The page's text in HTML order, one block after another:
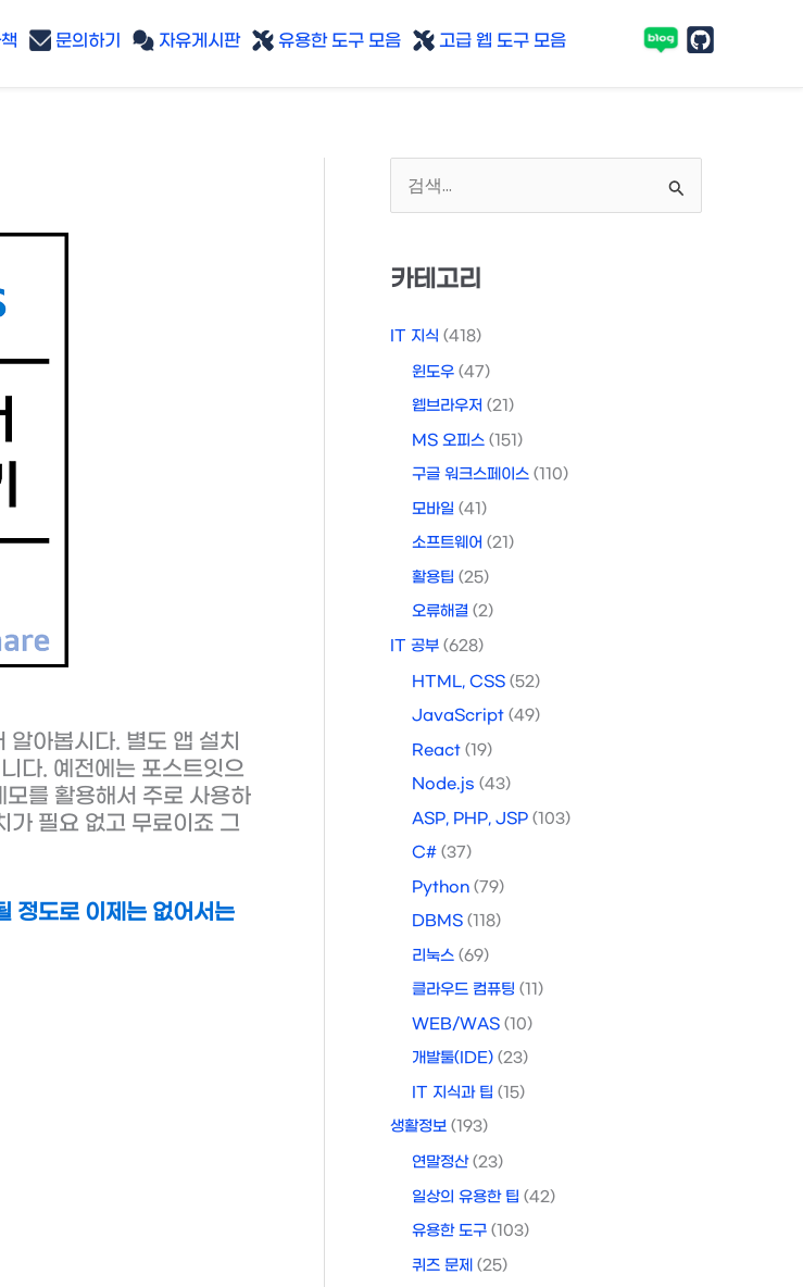
문의하기 자유게시판 유용한 도구 모음 고급 웹 도구 모음
아봅시다. 별도 앱 설치
다. 예전에는 포스트잇으
를 활용해서 주로 사용하
가 필요 없고 무료이죠 그
정도로 이제는 없어서는
색
상
카테고리
IT 지식 (418)
윈도우 (47)
웹브라우저 (21)
MS 오피스 (151)
구글 워크스페이스 (110)
모바일 (41)
소프트웨어 (21)
활용팁 (25)
오류해결 (2)
IT 공부 (628)
HTML, CSS (52)
JavaScript (49)
React (19)
Node.js (43)
ASP, PHP, JSP (103)
C# (37)
Python (79)
DBMS (118)
리눅스 (69)
클라우드 컴퓨팅 (11)
WEB/WAS (10)
개발툴(IDE) (23)
IT 지식과 팁 (15)
생활정보 (193)
연말정산(23)
일상의 유용한 팁 (42)
유용한 도구 (103)
퀴즈 문제 (25)